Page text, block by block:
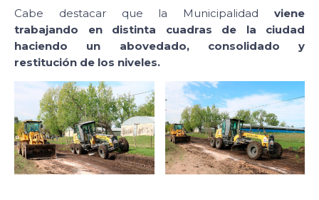
Cabe destacar que la Municipalidad viene
trabajando en distinta cuadras de la ciudad
haciendo un abovedado, consolidado y
restitución de los niveles.